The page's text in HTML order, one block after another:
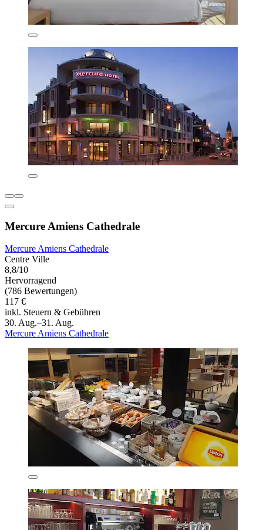
Mercure Amiens Cathedrale
Mercure Amiens Cathedrale
Centre Ville
8,8/10
Hervorragend
(786 Bewertungen)
117 €
inkl. Steuern & Gebühren
30. Aug.–31. Aug.
Mercure Amiens Cathedrale